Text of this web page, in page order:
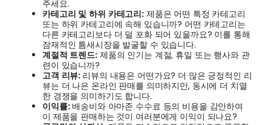
주세요.
카테고리 및 하위 카테고리: 제품은 어떤 특정 카테고리
또는 하위 카테고리에 속해 있습니까? 어떤 카테고리는
다른 카테고리보다 더 덜 포화 되어 있을까요? 이를 통해
잠재적인 틈새시장을 발굴할 수 있습니다.
계절적 트렌드:제품의 인기는 계절, 휴일 또는 행사와 관
련이 있습니까?
고객 리뷰: 리뷰의 내용은 어떤가요? 더 많은 긍정적인 리
뷰는 더 나은 온라인 판매를 의미하지만, 동시에 더 치열
한 경쟁을 의미하기도 합니다.
이익률:배송비와 아마존 수수료 등의 비용을 감안하여
이 제품을 판매하는 것이 여러분에게 이익이 되나요?